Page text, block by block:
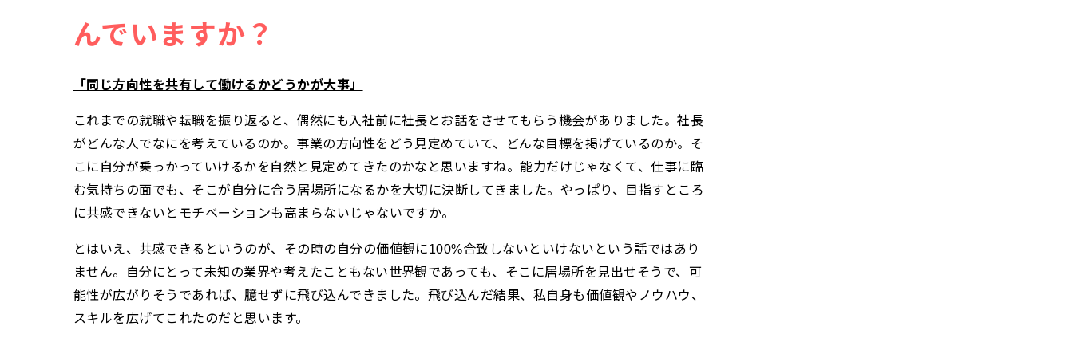
んでいますか？
「同じ方向性を共有して働けるかどうかが大事」
これまでの就職や転職を振り返ると、偶然にも入社前に社長とお話をさせてもらう機会がありました。社長
がどんな人でなにを考えているのか。事業の方向性をどう見定めていて、どんな目標を掲げているのか。そ
こに自分が乗っかっていけるかを自然と見定めてきたのかなと思いますね。能力だけじゃなくて、仕事に臨
む気持ちの面でも、そこが自分に合う居場所になるかを大切に決断してきました。やっぱり、目指すところ
に共感できないとモチベーションも高まらないじゃないですか。
とはいえ、共感できるというのが、その時の自分の価値観に100%合致しないといけないという話ではあり
ません。自分にとって未知の業界や考えたこともない世界観であっても、そこに居場所を見出せそうで、可
能性が広がりそうであれば、臆せずに飛び込んできました。飛び込んだ結果、私自身も価値観やノウハウ、
スキルを広げてこれたのだと思います。